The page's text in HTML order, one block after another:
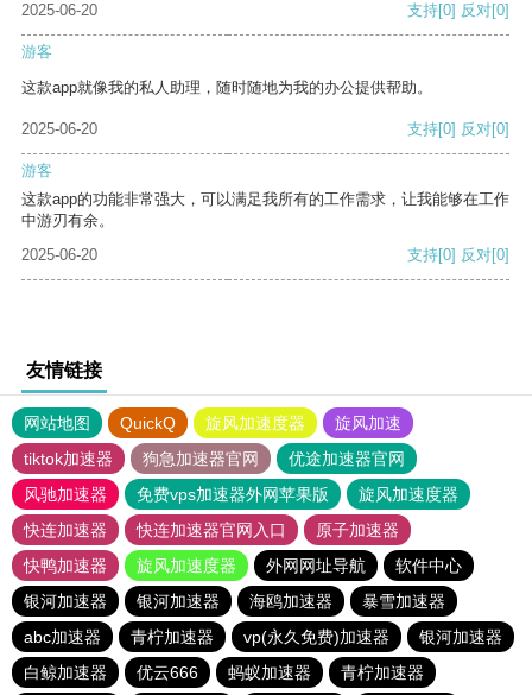
2025-06-20 支持[0] 反对[0]
游客
这款app就像我的私人助理，随时随地为我的办公提供帮助。
2025-06-20 支持[0] 反对[0]
游客
这款app的功能非常强大，可以满足我所有的工作需求，让我能够在工作
中游刃有余。
2025-06-20
支持[0] 反对[0]
友情链接
网站地图 QuickQ 旋风加速度器
旋风加速
tiktok加速器
狗急加速器官网
优途加速器官网
风驰加速器
免费vps加速器外网苹果版
旋风加速度器
快连加速器
快连加速器官网入口
原子加速器
快鸭加速器
旋风加速度器 外网网址导航
软件中心
银河加速器
银河加速器 海鸥加速器
暴雪加速器
abc加速器
青柠加速器 vp(永久免费)加速器
银河加速器
白鲸加速器
优云666 蚂蚁加速器 青柠加速器